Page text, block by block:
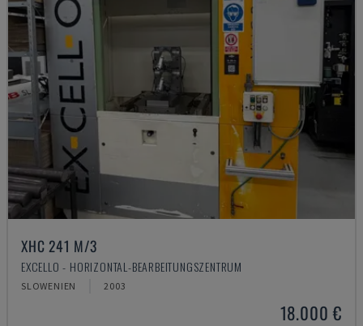
XHC 241 M/3
EXCELLO - HORIZONTAL-BEARBEITUNGSZENTRUM
SLOWENIEN 2003
18.000 €